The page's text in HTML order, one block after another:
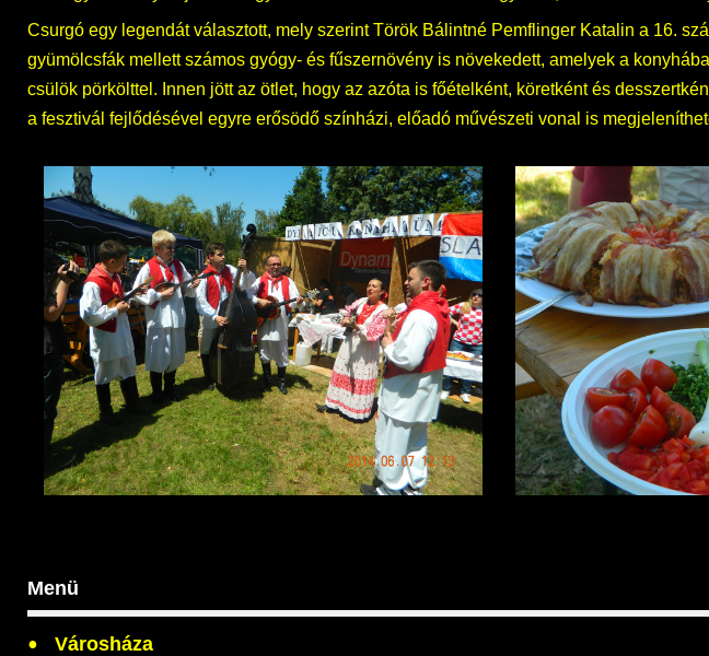
Csurgó egy legendát választott, mely szerint Török Bálintné Pemflinger Katalin a 16.
gyümölcsfák mellett számos gyógy- és fűszernövény is növekedett, amelyek a
csülök pörkölttel. Innen jött az ötlet, hogy az azóta is főételként, köretként és
a fesztivál fejlődésével egyre erősödő színházi, előadó művészeti vonal is
Menü
Városháza